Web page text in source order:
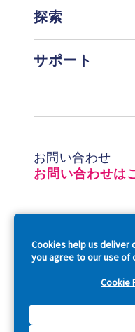
Cookies help us deliver
you agree to our use of
Cookie
探索
サポート
お問い合わせ
お問い合わせは
Copyright © 2026